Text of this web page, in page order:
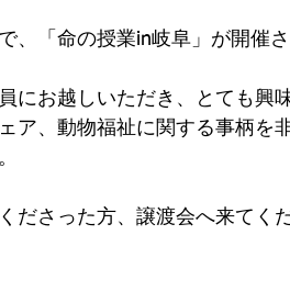
、「命の授業in岐阜」が開催さ
にお越しいただき、とても興
ア、動物福祉に関する事柄を
ださった方、譲渡会へ来てく